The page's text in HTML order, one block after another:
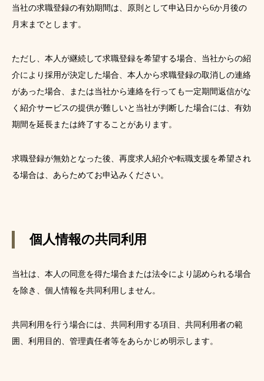
当社の求職登録の有効期間は、原則として申込日から6か月後の
月末までとします。
ただし、本人が継続して求職登録を希望する場合、当社からの紹
介により採用が決定した場合、本人から求職登録の取消しの連絡
があった場合、または当社から連絡を行っても一定期間返信がな
く紹介サービスの提供が難しいと当社が判断した場合には、有効
期間を延長または終了することがあります。
求職登録が無効となった後、再度求人紹介や転職支援を希望され
る場合は、あらためてお申込みください。
個人情報の共同利用
当社は、本人の同意を得た場合または法令により認められる場合
を除き、個人情報を共同利用しません。
共同利用を行う場合には、共同利用する項目、共同利用者の範
囲、利用目的、管理責任者等をあらかじめ明示します。